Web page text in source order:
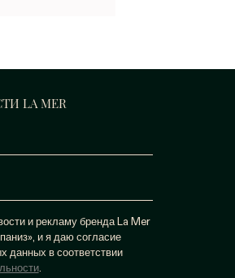
LA MER
и рекламу бренда La Mer
и я даю согласие
данных в соответствии
.